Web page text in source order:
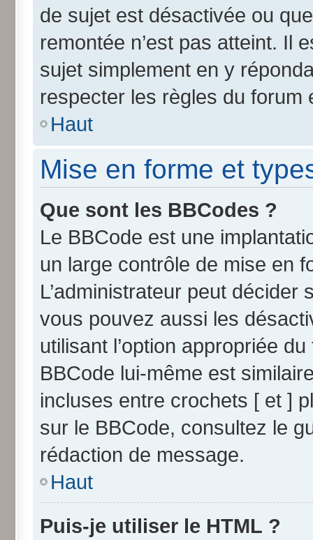
de sujet est désactivée ou
remontée n’est pas atteint. Il
sujet simplement en y
respecter les règles du forum
Haut
Mise en forme et
Que sont les BBCodes ?
Le BBCode est une
un large contrôle de mise en
L’administrateur peut
vous pouvez aussi les
utilisant l’option appropriée
BBCode lui-même est
incluses entre crochets [ et ]
sur le BBCode, consultez le
rédaction de message.
Haut
Puis-je utiliser le HTML ?